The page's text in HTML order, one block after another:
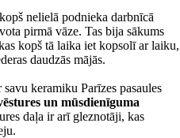
nelielā podnieka darbnīcā
pirmā vāze. Tas bija sākums
kopš tā laika iet kopsolī ar laiku,
daudzās mājās.
keramiku Parīzes pasaules
un mūsdienīguma
daļa ir arī gleznotāji, kas